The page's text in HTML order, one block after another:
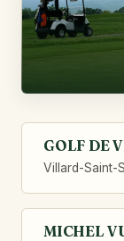
GOLF DE
Villard-Saint-
MICHEL